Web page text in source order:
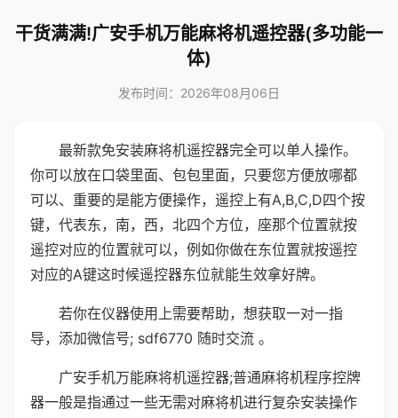
干货满满!广安手机万能麻将机遥控器(多功能一
体)
发布时间：2026年08月06日
最新款免安装麻将机遥控器完全可以单人操作。
你可以放在口袋里面、包包里面，只要您方便放哪都
可以、重要的是能方便操作，遥控上有A,B,C,D四个按
键，代表东，南，西，北四个方位，座那个位置就按
遥控对应的位置就可以，例如你做在东位置就按遥控
对应的A键这时候遥控器东位就能生效拿好牌。
若你在仪器使用上需要帮助，想获取一对一指
导，添加微信号; sdf6770 随时交流 。
广安手机万能麻将机遥控器;普通麻将机程序控牌
器一般是指通过一些无需对麻将机进行复杂安装操作